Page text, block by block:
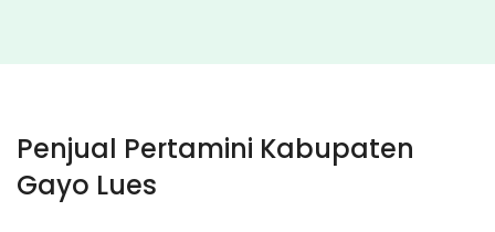
Penjual Pertamini Kabupaten
Gayo Lues